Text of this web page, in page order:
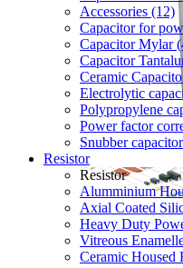
Accessories (12)
Capacitor for
Capacitor Mylar
Capacitor
Ceramic
Electrolytic
Polypropylene
Power factor
Snubber
Resistor
Resistor
Alumminium
Axial Coated
Heavy Duty
Vitreous
Ceramic Housed